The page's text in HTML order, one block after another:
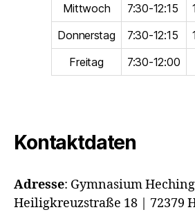
Mittwoch
7:30-12:15
Donnerstag
7:30-12:15
Freitag
7:30-12:00
Kontaktdaten
Adresse: Gymnasium
Heiligkreuzstraße 18 | 72379